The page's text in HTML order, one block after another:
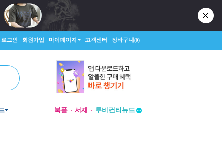
로그인 회원가입 마이페이지 고객센터 장바구니(0)
북플 서재
투비컨티뉴드